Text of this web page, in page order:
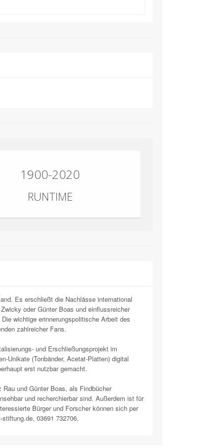
1900-2020
RUNTIME
Es erschließt die Nachlässe international
oder Günter Boas und einflussreicher
wichtige erinnerungspolitische Arbeit des
zahlreicher Fans.
und Erschließungsprojekt im
Unikate (Tonbänder, Acetat-Platten) digital
erst nutzbar gemacht.
und Günter Boas, als Findbücher
und recherchierbar sind. Außerdem ist für
Bürger und Forscher können sich per
03691 732706.